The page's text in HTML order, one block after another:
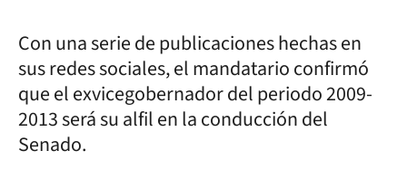
Con una serie de publicaciones hechas en
sus redes sociales, el mandatario confirmó
que el exvicegobernador del periodo 2009-
2013 será su alfil en la conducción del
Senado.